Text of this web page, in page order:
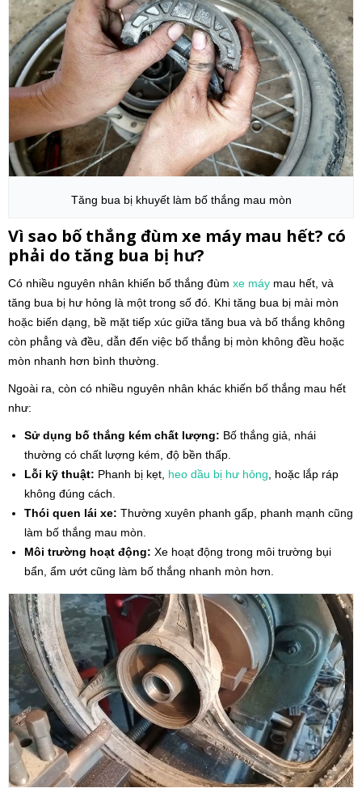
Tăng bua bị khuyết làm bố thắng mau mòn
Vì sao bố thắng đùm xe máy mau hết? có
phải do tăng bua bị hư?
Có nhiều nguyên nhân khiến bố thắng đùm xe máy mau hết, và
tăng bua bị hư hỏng là một trong số đó. Khi tăng bua bị mài mòn
hoặc biến dạng, bề mặt tiếp xúc giữa tăng bua và bố thắng không
còn phẳng và đều, dẫn đến việc bố thắng bị mòn không đều hoặc
mòn nhanh hơn bình thường.
Ngoài ra, còn có nhiều nguyên nhân khác khiến bố thắng mau hết
như:
Sử dụng bố thắng kém chất lượng: Bố thắng giả, nhái
thường có chất lượng kém, độ bền thấp.
Lỗi kỹ thuật: Phanh bị kẹt, heo dầu bị hư hỏng , hoặc lắp ráp
không đúng cách.
Thói quen lái xe: Thường xuyên phanh gấp, phanh mạnh cũng
làm bố thắng mau mòn.
Môi trường hoạt động: Xe hoạt động trong môi trường bụi
bẩn, ẩm ướt cũng làm bố thắng nhanh mòn hơn.